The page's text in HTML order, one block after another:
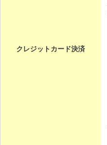
クレジットカード決済